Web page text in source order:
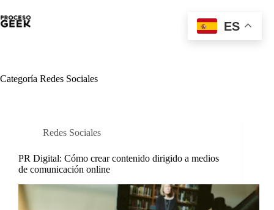
al
contenido
Categoría Redes Sociales
Redes Sociales
PR Digital: Cómo crear contenido dirigido a medios
de comunicación online
ES